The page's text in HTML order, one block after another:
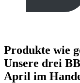
Produkte wie
Unsere drei
April im